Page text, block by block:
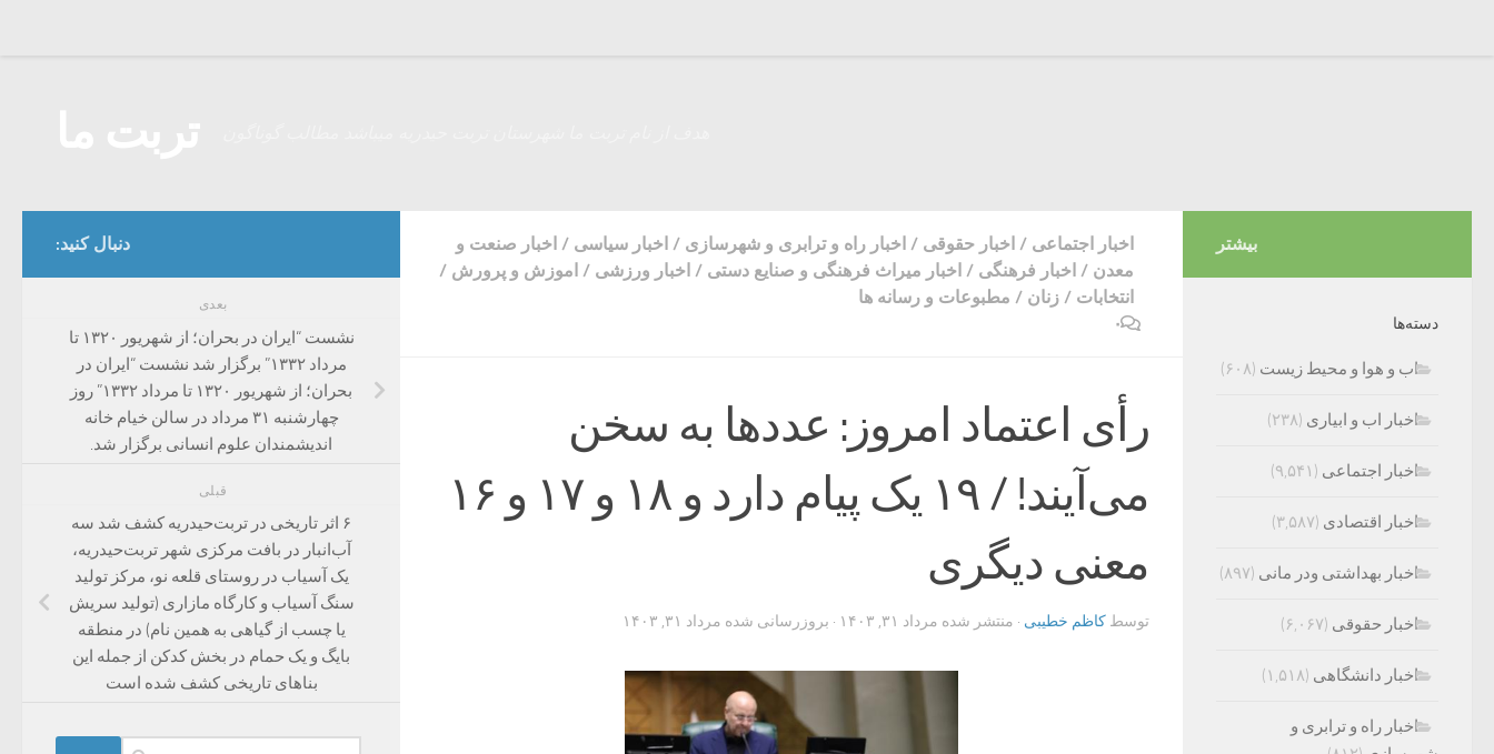
اخبار اجتماعی / اخبار حقوقی / اخبار راه و ترابری و شهرسازی / اخبار سیاسی / اخبار صنعت و
معدن / اخبار فرهنگی / اخبار میراث فرهنگی و صنایع دستی / اخبار ورزشی / اموزش و پرورش /
انتخابات / زنان / مطبوعات و رسانه ها
۰
رأی اعتماد امروز: عددها به سخن
می‌آیند! / ۱۹ یک پیام دارد و ۱۸ و ۱۷ و ۱۶
معنی دیگری
توسط کاظم خطیبی · منتشر شده مرداد ۳۱, ۱۴۰۳ · بروزرسانی شده مرداد ۳۱, ۱۴۰۳
دنبال کنید:
بعدی
نشست “ایران در بحران؛ از شهریور ۱۳۲۰ تا
مرداد ۱۳۳۲” برگزار شد نشست “ایران در
بحران؛ از شهریور ۱۳۲۰ تا مرداد ۱۳۳۲” روز
چهارشنبه ۳۱ مرداد در سالن خیام خانه
اندیشمندان علوم انسانی برگزار شد.
قبلی
۶ اثر تاریخی در تربت‌حیدریه کشف شد سه
آب‌انبار در بافت مرکزی شهر تربت‌حیدریه،
یک آسیاب در روستای قلعه نو، مرکز تولید
سنگ آسیاب و کارگاه مازاری (تولید سریش
یا چسب از گیاهی به همین نام) در منطقه
بایگ و یک حمام در بخش کدکن از جمله این
بناهای تاریخی کشف شده است
بیشتر
دسته‌ها
اب و هوا و محیط زیست (۶۰۸)
اخبار اب و ابیاری (۲۳۸)
اخبار اجتماعی (۹,۵۴۱)
اخبار اقتصادی (۳,۵۸۷)
اخبار بهداشتی ودر مانی (۸۹۷)
اخبار حقوقی (۶,۰۶۷)
اخبار دانشگاهی (۱,۵۱۸)
اخبار راه و ترابری و